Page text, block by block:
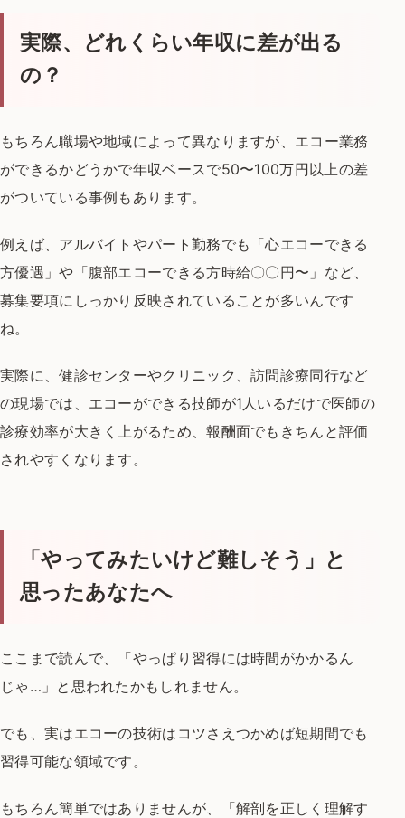
実際、どれくらい年収に差が出る
の？
もちろん職場や地域によって異なりますが、 エコー業務
ができるかどうかで年収ベースで50〜100万円以上の差
がついている事例もあります。
例えば、アルバイトやパート勤務でも 「心エコーできる
方優遇」や 「腹部エコーできる方時給〇〇円〜」など、
募集要項にしっかり反映されていることが多いんです
ね。
実際に、健診センターやクリニック、訪問診療同行など
の現場では、 エコーができる技師が1人いるだけで医師の
診療効率が大きく上がるため、報酬面でもきちんと評価
されやすくなります。
「やってみたいけど難しそう」と
思ったあなたへ
ここまで読んで、
「やっぱり習得には時間がかかるん
じゃ…」と 思われたかもしれません。
でも、実はエコーの技術は コツさえつかめば短期間でも
習得可能な領域です。
もちろん簡単ではありませんが、 「解剖を正しく理解す